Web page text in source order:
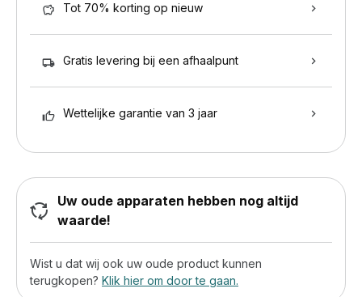
Tot 70% korting op nieuw
Gratis levering bij een afhaalpunt
Wettelijke garantie van 3 jaar
Uw oude apparaten hebben nog altijd
waarde!
Wist u dat wij ook uw oude product kunnen
terugkopen? Klik hier om door te gaan.